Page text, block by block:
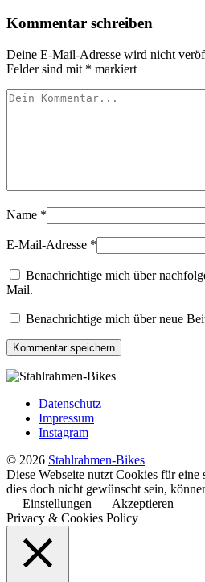
Kommentar schreiben
Deine E-Mail-Adresse wird nicht
Felder sind mit * markiert
Name *
E-Mail-Adresse *
Benachrichtige mich über
Mail.
Benachrichtige mich über neue
Datenschutz
Impressum
Instagram
© 2026 Stahlrahmen-Bikes
Diese Webseite nutzt Cookies für eine
dies doch nicht gewünscht sein,
Einstellungen
Akzeptieren
Privacy & Cookies Policy